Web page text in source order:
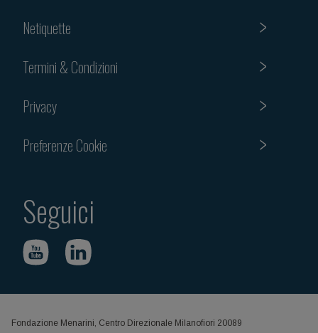
Netiquette
Termini & Condizioni
Privacy
Preferenze Cookie
Seguici
Fondazione Menarini, Centro Direzionale Milanofiori 20089